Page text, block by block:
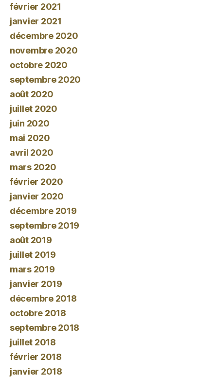
février 2021
janvier 2021
décembre 2020
novembre 2020
octobre 2020
septembre 2020
août 2020
juillet 2020
juin 2020
mai 2020
avril 2020
mars 2020
février 2020
janvier 2020
décembre 2019
septembre 2019
août 2019
juillet 2019
mars 2019
janvier 2019
décembre 2018
octobre 2018
septembre 2018
juillet 2018
février 2018
janvier 2018